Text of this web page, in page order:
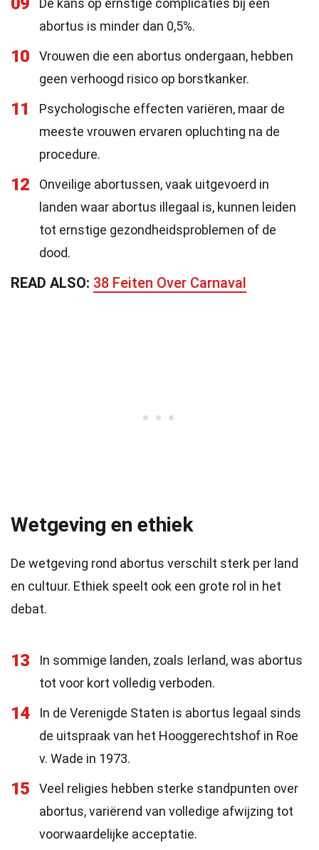
De kans op ernstige complicaties bij een
abortus is minder dan 0,5%.
10
Vrouwen die een abortus ondergaan, hebben
geen verhoogd risico op borstkanker.
11
Psychologische effecten variëren, maar de
meeste vrouwen ervaren opluchting na de
procedure.
12
Onveilige abortussen, vaak uitgevoerd in
landen waar abortus illegaal is, kunnen leiden
tot ernstige gezondheidsproblemen of de
dood.
READ ALSO: 38 Feiten Over Carnaval
Wetgeving en ethiek
De wetgeving rond abortus verschilt sterk per land
en cultuur. Ethiek speelt ook een grote rol in het
debat.
13
In sommige landen, zoals Ierland, was abortus
tot voor kort volledig verboden.
14
In de Verenigde Staten is abortus legaal sinds
de uitspraak van het Hooggerechtshof in Roe
v. Wade in 1973.
15
Veel religies hebben sterke standpunten over
abortus, variërend van volledige afwijzing tot
voorwaardelijke acceptatie.